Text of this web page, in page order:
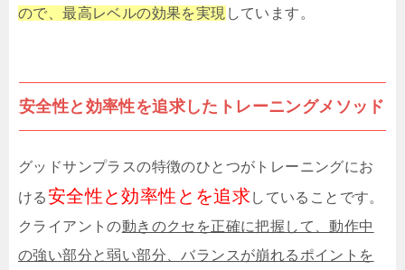
ので、最高レベルの効果を実現 しています。
安全性と効率性を追求したトレーニングメソッド
グッドサンプラスの特徴のひとつがトレーニングにお
ける安全性と効率性とを追求 していることです。
クライアントの動きのクセを正確に把握して、動作中
の強い部分と弱い部分、バランスが崩れるポイントを